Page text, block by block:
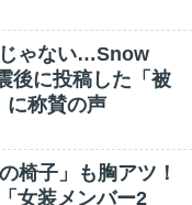
ゃない…Snow
後に投稿した「被
に称賛の声
椅子」も胸アツ！
女装メンバー2